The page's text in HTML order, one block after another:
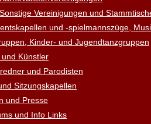
Sonstige Vereinigungen und
und -spielmannszüge,
Kinder- und Jugendtanzgruppen
und Künstler
und Parodisten
Sitzungskapellen
und Presse
und Info Links